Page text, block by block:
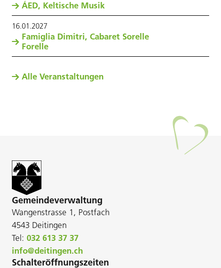
ÁED, Keltische Musik
16.01.2027
Famiglia Dimitri, Cabaret Sorelle
Forelle
Alle Veranstaltungen
Gemeindeverwaltung
Wangenstrasse 1, Postfach
4543 Deitingen
Tel: 032 613 37 37
info@deitingen.ch
Schalteröffnungszeiten